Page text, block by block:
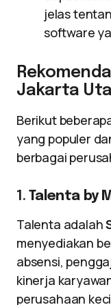
jelas
software
Jakarta
Berikut
yang populer
berbagai
1. Talenta by
Talenta adalah
menyediakan
absensi,
kinerja
perusahaan